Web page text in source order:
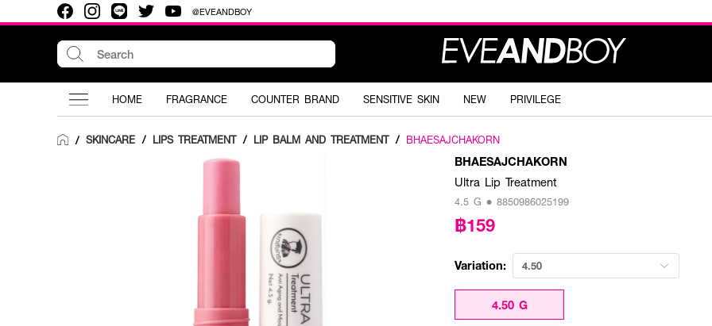
@EVEANDBOY
HOME FRAGRANCE COUNTER BRAND SENSITIVE SKIN NEW PRIVILEGE
/ SKINCARE / LIPS TREATMENT / LIP BALM AND TREATMENT / BHAESAJCHAKORN
BHAESAJCHAKORN
Ultra Lip Treatment
4.5 G • 8850986025199
฿159
Variation: 4.50
4.50 G